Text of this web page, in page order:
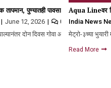
जूनपर्यंत मुदतवाढ, कारण काय?
तापमान, पुण्यातही पावसाचं आगमन
June 12, 2026 0
दोन दिवस गोवा आणि तळकोकण येथे…
Aqua Lineवर
India News
मेट्रो-३च्या
Read More